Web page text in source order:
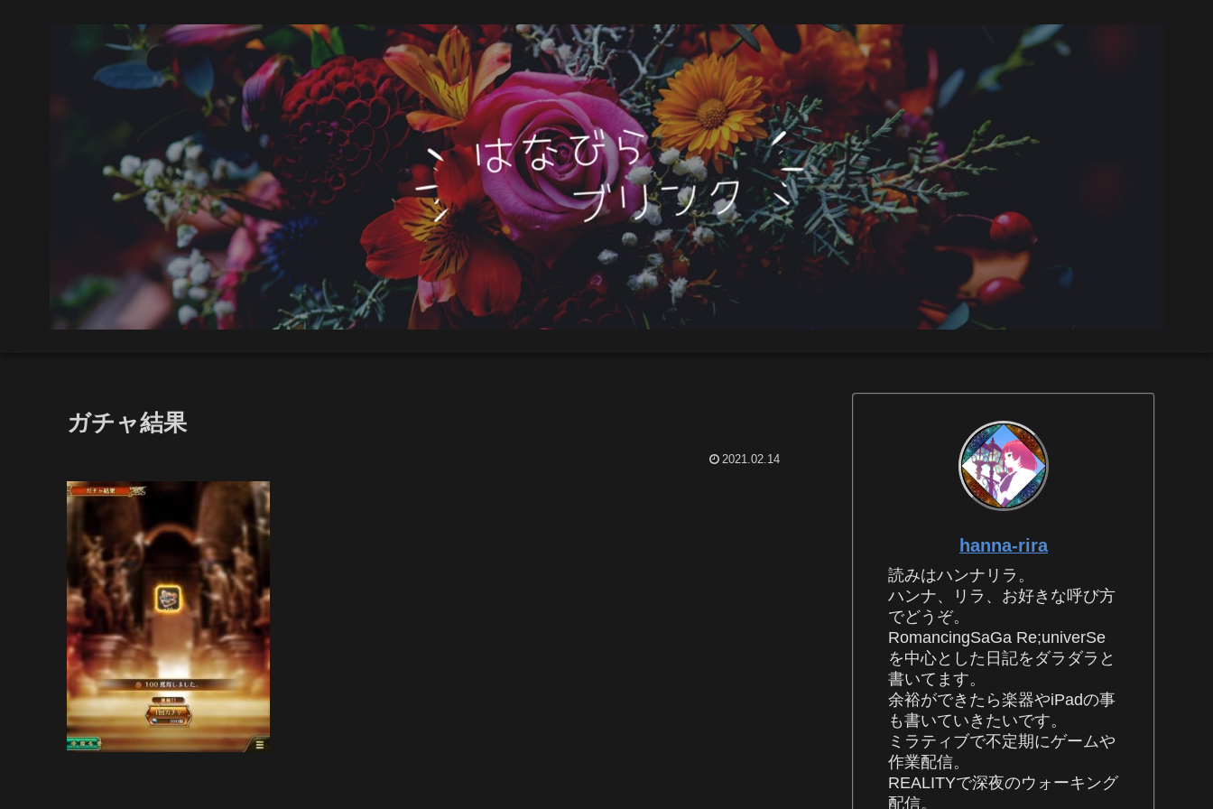
ガチャ結果
2021.02.14
hanna-rira
読みはハンナリラ。
ハンナ、リラ、お好きな呼び方
でどうぞ。
RomancingSaGa Re;univerSe
を中心とした日記をダラダラと
書いてます。
余裕ができたら楽器やiPadの事
も書いていきたいです。
ミラティブで不定期にゲームや
作業配信。
REALITYで深夜のウォーキング
配信。